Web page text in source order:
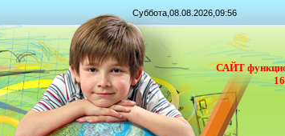
Суббота,08.08.2026,09:56
САЙТ